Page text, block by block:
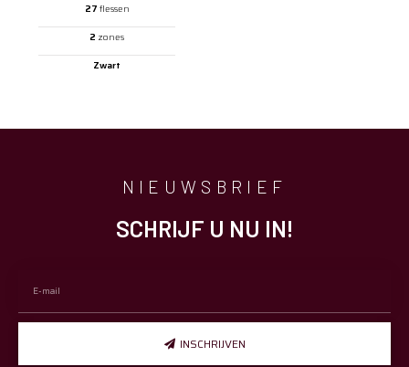
27 flessen
2 zones
Zwart
NIEUWSBRIEF
SCHRIJF U NU IN!
INSCHRIJVEN